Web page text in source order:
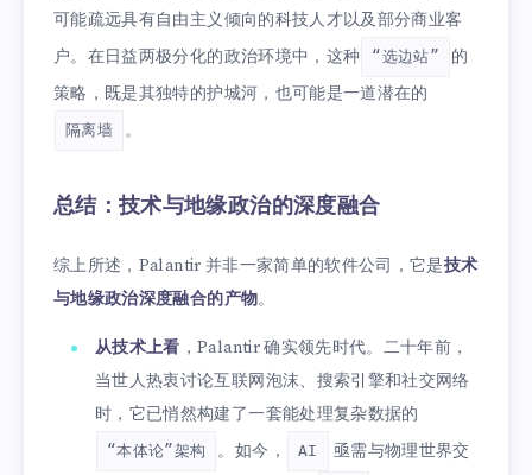
可能疏远具有自由主义倾向的科技人才以及部分商业客
户。在日益两极分化的政治环境中，这种
“选边站”
的
策略，既是其独特的护城河，也可能是一道潜在的
隔离墙 。
总结：技术与地缘政治的深度融合
综上所述，Palantir 并非一家简单的软件公司，它是技术
与地缘政治深度融合的产物。
从技术上看 ，Palantir 确实领先时代。二十年前，
当世人热衷讨论互联网泡沫、搜索引擎和社交网络
时，它已悄然构建了一套能处理复杂数据的
“本体论”架构 。如今， AI
亟需与物理世界交